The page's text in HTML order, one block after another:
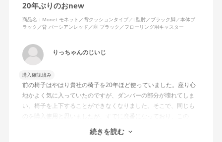
20年ぶりのおnew
商品名：Monet モネット／背クッションタイプ／L型肘／ブラック脚／本体ブ
ラック／背 パーシアンレッド／座 ブラック／フローリング用キャスター
りっちゃんのじいじ
購入確認済み
前の椅子はやはり貴社の椅子を20年ほど使っていました。座り心
地かよく気に入っていたのですが、ダンパーの部分が壊れてしま
い、椅子を上下することができなくなりました。そこで、同じも
のを購入使用と思いましたが、すでに廃番になっており、この
MonEtを購入しました。やや固めの椅子ですが、使っているうち
になじんでくるのではと思っています。フローリング床で使って
続きを読む